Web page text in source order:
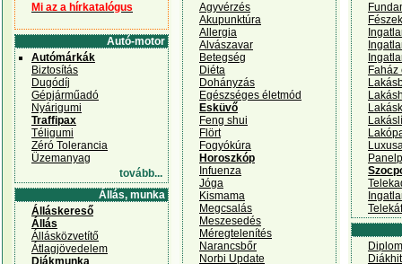
Mi az a hírkatalógus
Autó-motor
Autómárkák
Biztosítás
Dugódíj
Gépjárműadó
Nyárigumi
Traffipax
Téligumi
Zéró Tolerancia
Üzemanyag
tovább...
Állás, munka
Álláskereső
Állás
Állásközvetítő
Átlagjövedelem
Diákmunka
Agyvérzés
Akupunktúra
Allergia
Alvászavar
Betegség
Diéta
Dohányzás
Egészséges életmód
Esküvő
Feng shui
Flört
Fogyókúra
Horoszkóp
Infuenza
Jóga
Kismama
Megcsalás
Meszesedés
Méregtelenítés
Narancsbőr
Norbi Update
Faház